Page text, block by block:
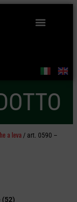
a leva / art. 0590 –
(52)